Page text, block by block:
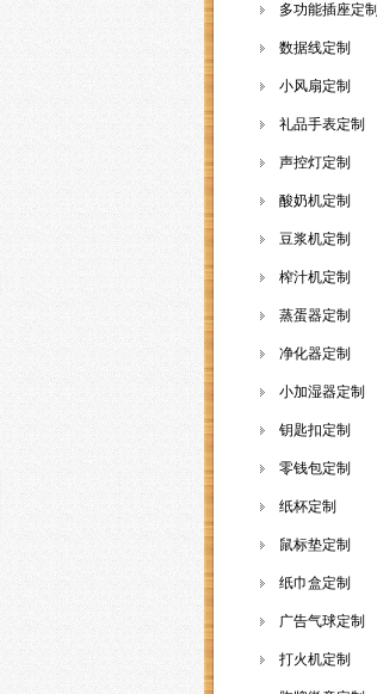
多功能插座定制
数据线定制
小风扇定制
礼品手表定制
声控灯定制
酸奶机定制
豆浆机定制
榨汁机定制
蒸蛋器定制
净化器定制
小加湿器定制
钥匙扣定制
零钱包定制
纸杯定制
鼠标垫定制
纸巾盒定制
广告气球定制
打火机定制